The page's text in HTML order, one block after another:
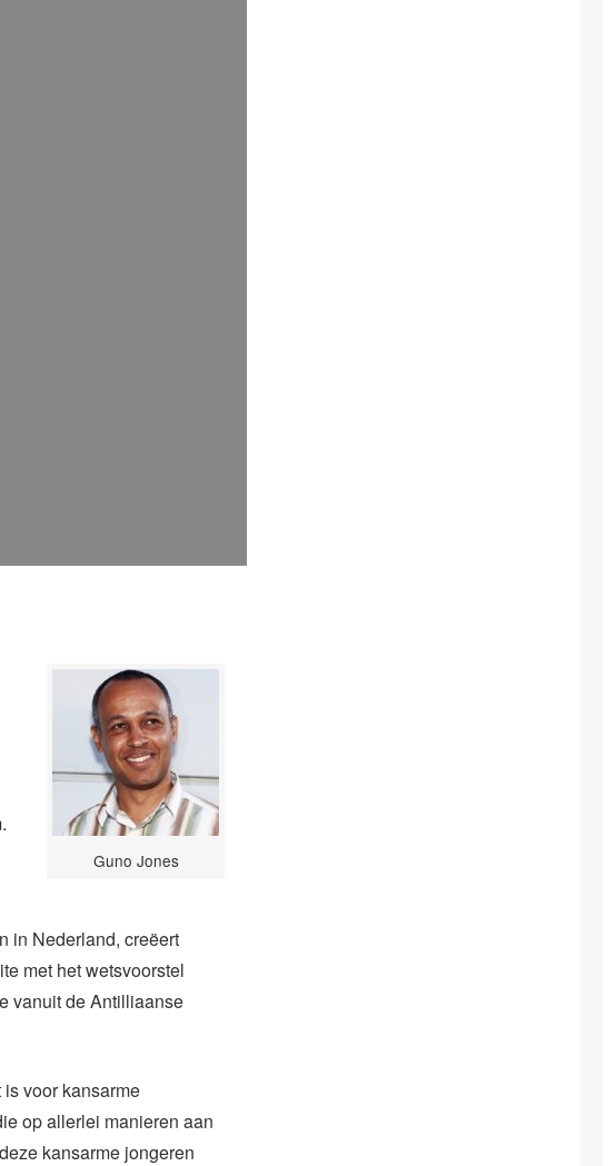
Guno Jones
in Nederland, creëert
met het wetsvoorstel
vanuit de Antilliaanse
voor kansarme
op allerlei manieren aan
kansarme jongeren